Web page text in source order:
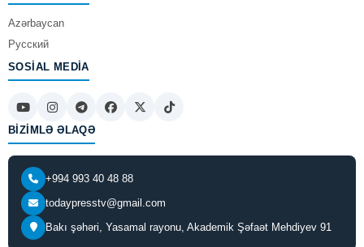
Azərbaycan
Русский
SOSIAL MEDIA
BIZIMLƏ ƏLAQƏ
+994 993 40 48 88
todaypresstv@gmail.com
Bakı şəhəri, Yasamal rayonu, Akademik Şəfaət Mehdiyev 91